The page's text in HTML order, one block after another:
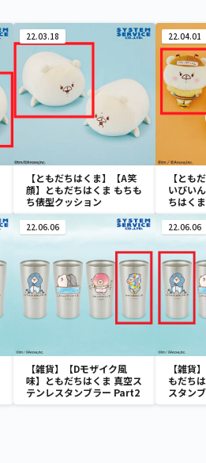
22.03.18
【ともだちはくま】【A笑
顔】ともだちはくま もちも
ち俵型クッション
22.04.01
【とも
いびい
ちはく
22.06.06
【雑貨】【Dモザイク風
味】ともだちはくま 真空ス
テンレスタンブラー Part2
22.06.06
【雑貨
もだち
スタン